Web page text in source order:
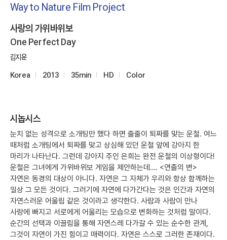
Way to Nature Film Project
사랑의 가위바위보
One Perfect Day
김지운
Korea 2013 35min HD Color
시놉시스
눈치 없는 성격으로 소개팅만 했다 하면 줄줄이 퇴짜를 맞는 운철. 여느
때처럼 소개팅에서 퇴짜를 맞고 상심해 있던 운철 앞에 강아지 한
마리가 나타난다. 그런데 강아지 주인 은희는 완전 운철의 이상형이다!
운철은 그녀에게 가위바위보 게임을 제안하는데…. <연출의 변>
자연은 동경의 대상이 아니다. 자연은 그 자체가 우리와 항상 함께하는
일상 그 모든 것이다. 그러기에 자연에 다가간다는 것은 인간과 자연의
자연스러운 어울림 같은 것이라고 생각한다. 사람과 사람이 만나
사랑에 빠지고 서로에게 어울리는 모습으로 변화하는 것처럼 말이다.
순간의 선택과 이끌림을 통해 자연스레 다가갈 수 있는 순수한 관계,
그것이 자연이 가진 힘이고 매력이다. 자연은 스스로 그러한 존재이다.